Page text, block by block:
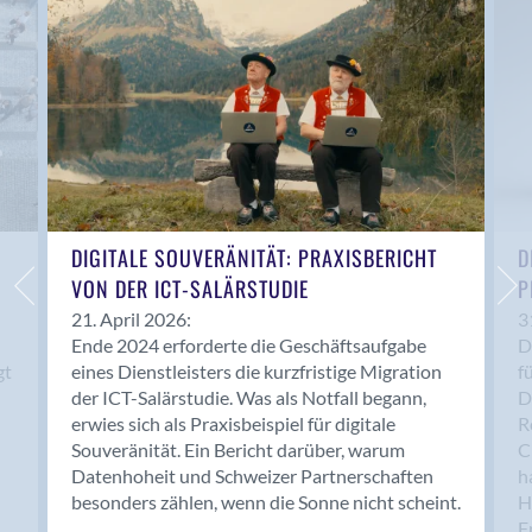
Anwil
Appenzell
Au SG
Baar
Baden
Balsthal
Balzers
Basel
Bassersdorf
Belp
Bendern
Benken (SG)
Bergdietikon
Berlin
Bern
Bern - Liebefeld
DIGITALE SOUVERÄNITÄT: PRAXISBERICHT
VON DER ICT-SALÄRSTUDIE
21. April 2026:
Ende 2024 erforderte die Geschäftsaufgabe
eines Dienstleisters die kurzfristige Migration
der ICT-Salärstudie. Was als Notfall begann,
erwies sich als Praxisbeispiel für digitale
Souveränität. Ein Bericht darüber, warum
Datenhoheit und Schweizer Partnerschaften
besonders zählen, wenn die Sonne nicht scheint.